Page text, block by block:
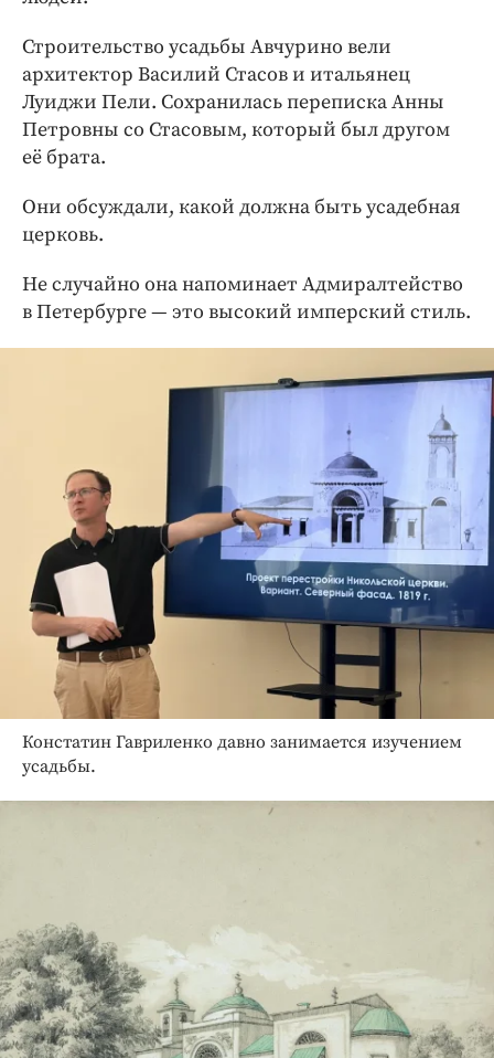
Строительство усадьбы Авчурино вели
архитектор Василий Стасов и итальянец
Луиджи Пели. Сохранилась переписка Анны
Петровны со Стасовым, который был другом
её брата.
Они обсуждали, какой должна быть усадебная
церковь.
Не случайно она напоминает Адмиралтейство
в Петербурге — это высокий имперский стиль.
Констатин Гавриленко давно занимается изучением
усадьбы.